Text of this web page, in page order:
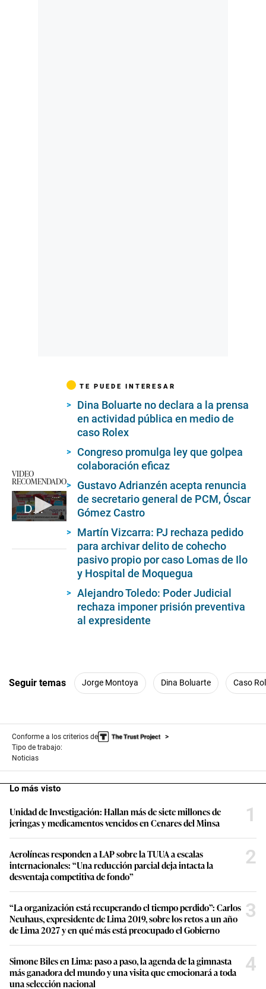
VIDEO
RECOMENDADO
Dina Boluarte responde sobre lujosos reloj
TE PUEDE INTERESAR
Dina Boluarte no declara a la prensa
en actividad pública en medio de
caso Rolex
Congreso promulga ley que golpea
colaboración eficaz
Gustavo Adrianzén acepta renuncia
de secretario general de PCM, Óscar
Gómez Castro
Martín Vizcarra: PJ rechaza pedido
para archivar delito de cohecho
pasivo propio por caso Lomas de Ilo
y Hospital de Moquegua
Alejandro Toledo: Poder Judicial
rechaza imponer prisión preventiva
al expresidente
Seguir temas Jorge Montoya Dina Boluarte Caso
Conforme a los criterios de
Tipo de trabajo:
Noticias
Lo más visto
Unidad de Investigación: Hallan más de siete millones de
jeringas y medicamentos vencidos en Cenares del Minsa
1
Aerolíneas responden a LAP sobre la TUUA a escalas
internacionales: “Una reducción parcial deja intacta la
desventaja competitiva de fondo”
2
“La organización está recuperando el tiempo perdido”: Carlos
Neuhaus, expresidente de Lima 2019, sobre los retos a un año
de Lima 2027 y en qué más está preocupado el Gobierno
3
Simone Biles en Lima: paso a paso, la agenda de la gimnasta
más ganadora del mundo y una visita que emocionará a toda
una selección nacional
4